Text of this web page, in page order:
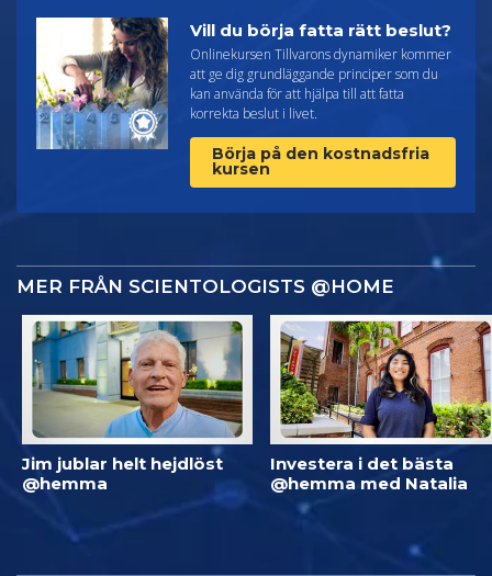
Vill du börja fatta rätt beslut?
Onlinekursen Tillvarons dynamiker kommer
att ge dig grundläggande principer som du
kan använda för att hjälpa till att fatta
korrekta beslut i livet.
Börja på den kostnadsfria
kursen
MER FRÅN SCIENTOLOGISTS @HOME
Jim jublar helt hejdlöst
@hemma
Investera i det bästa
@hemma med Natalia